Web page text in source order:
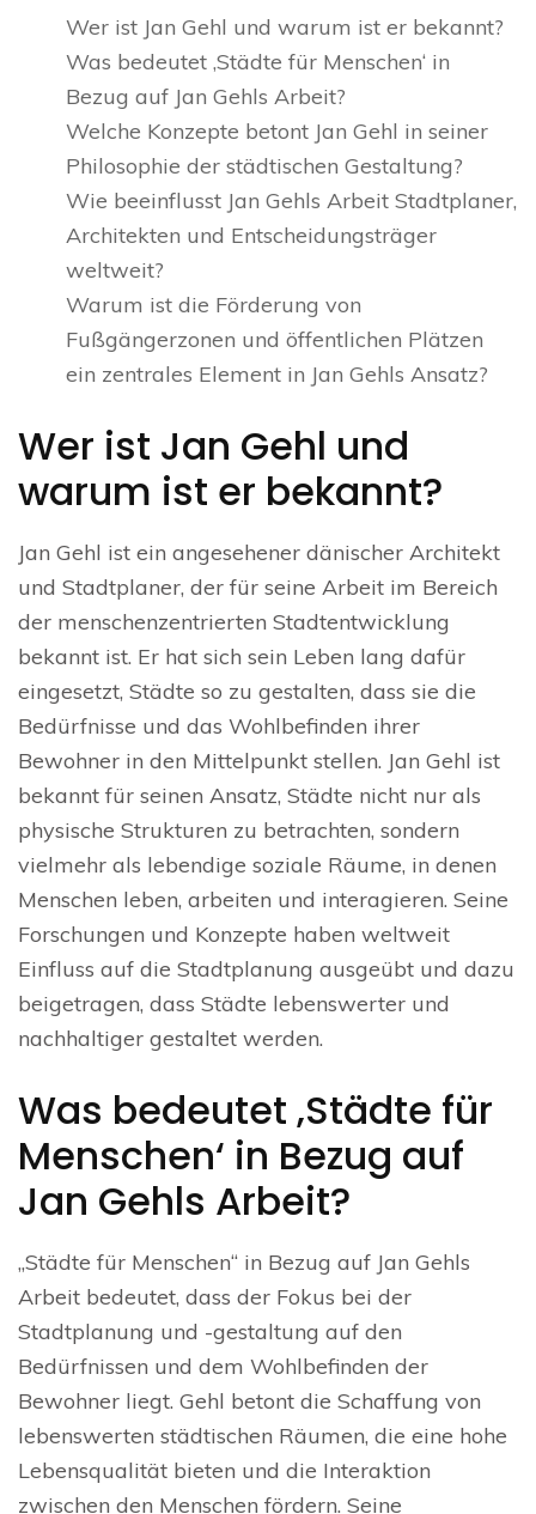
Wer ist Jan Gehl und warum ist er bekannt?
Was bedeutet ‚Städte für Menschen‘ in
Bezug auf Jan Gehls Arbeit?
Welche Konzepte betont Jan Gehl in seiner
Philosophie der städtischen Gestaltung?
Wie beeinflusst Jan Gehls Arbeit Stadtplaner,
Architekten und Entscheidungsträger
weltweit?
Warum ist die Förderung von
Fußgängerzonen und öffentlichen Plätzen
ein zentrales Element in Jan Gehls Ansatz?
Wer ist Jan Gehl und
warum ist er bekannt?
Jan Gehl ist ein angesehener dänischer Architekt
und Stadtplaner, der für seine Arbeit im Bereich
der menschenzentrierten Stadtentwicklung
bekannt ist. Er hat sich sein Leben lang dafür
eingesetzt, Städte so zu gestalten, dass sie die
Bedürfnisse und das Wohlbefinden ihrer
Bewohner in den Mittelpunkt stellen. Jan Gehl ist
bekannt für seinen Ansatz, Städte nicht nur als
physische Strukturen zu betrachten, sondern
vielmehr als lebendige soziale Räume, in denen
Menschen leben, arbeiten und interagieren. Seine
Forschungen und Konzepte haben weltweit
Einfluss auf die Stadtplanung ausgeübt und dazu
beigetragen, dass Städte lebenswerter und
nachhaltiger gestaltet werden.
Was bedeutet ‚Städte für
Menschen‘ in Bezug auf
Jan Gehls Arbeit?
„Städte für Menschen“ in Bezug auf Jan Gehls
Arbeit bedeutet, dass der Fokus bei der
Stadtplanung und -gestaltung auf den
Bedürfnissen und dem Wohlbefinden der
Bewohner liegt. Gehl betont die Schaffung von
lebenswerten städtischen Räumen, die eine hohe
Lebensqualität bieten und die Interaktion
zwischen den Menschen fördern. Seine